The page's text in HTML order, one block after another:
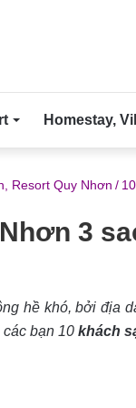
Homestay,
Resort Quy Nhơn /
3
hề khó, bởi địa
bạn 10 khách